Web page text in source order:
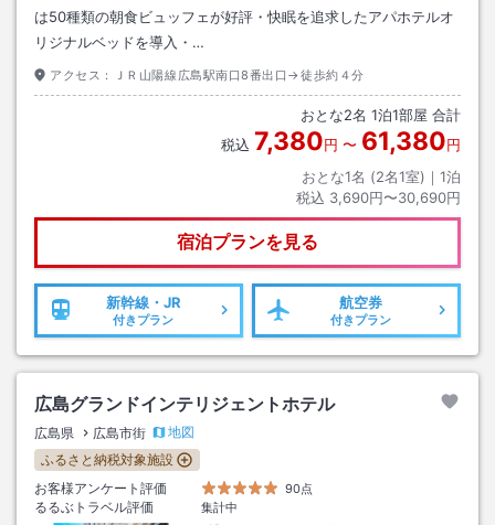
は50種類の朝食ビュッフェが好評・快眠を追求したアパホテルオ
リジナルベッドを導入・…
アクセス： ＪＲ山陽線広島駅南口8番出口→徒歩約４分
おとな2名 1泊1部屋 合計
税込 7,380円 〜 61,380円
おとな1名 (2名1室)｜ 1泊
税込 3,690円〜30,690円
宿泊プランを見る
新幹線・JR
付きプラン
航空券
付きプラン
広島グランドインテリジェントホテル
広島県 広島市街
地図
ふるさと納税対象施設
お客様アンケート評価
90点
るるぶトラベル評価
集計中